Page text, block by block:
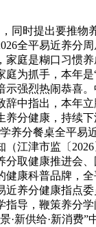
时提出要推物
全平易近养分
家庭是糊口习惯
庭为抓手，本年
示强烈热闹恭喜
辞中指出，本年
养分健康，持续
养分餐桌全平易
（江津市监〔
分取健康推进会
健康科普品牌，
近养分健康指点
导，鞭策养分
·新供给·新消费